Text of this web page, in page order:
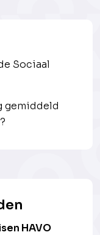
Sociaal
gemiddeld
HAVO